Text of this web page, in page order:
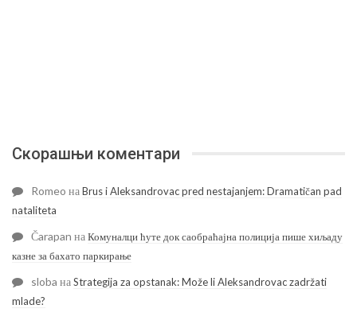
Скорашњи коментари
Romeo наBrus i Aleksandrovac pred nestajanjem: Dramatičan pad
nataliteta
Čarapan наКомуналци ћуте док саобраћајна полиција пише хиљаду
казне за бахато паркирање
sloba наStrategija za opstanak: Može li Aleksandrovac zadržati
mlade?